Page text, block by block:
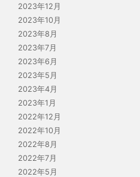
2023年12月
2023年10月
2023年8月
2023年7月
2023年6月
2023年5月
2023年4月
2023年1月
2022年12月
2022年10月
2022年8月
2022年7月
2022年5月